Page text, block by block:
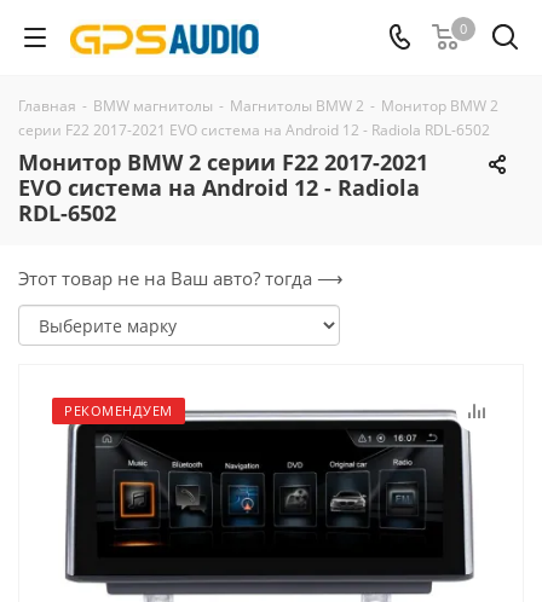
0
Главная - BMW магнитолы - Магнитолы BMW 2 - Монитор BMW 2
серии F22 2017-2021 EVO система на Android 12 - Radiola RDL-6502
Монитор BMW 2 серии F22 2017-2021
EVO система на Android 12 - Radiola
RDL-6502
Этот товар не на Ваш авто? тогда ⟶
РЕКОМЕНДУЕМ